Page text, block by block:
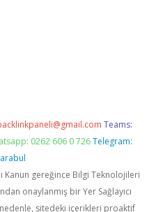
Teams:
0262 606 0 726 Telegram:
Kanun gereğince Bilgi Teknolojileri
onaylanmış bir Yer Sağlayıcı
sitedeki içerikleri proaktif